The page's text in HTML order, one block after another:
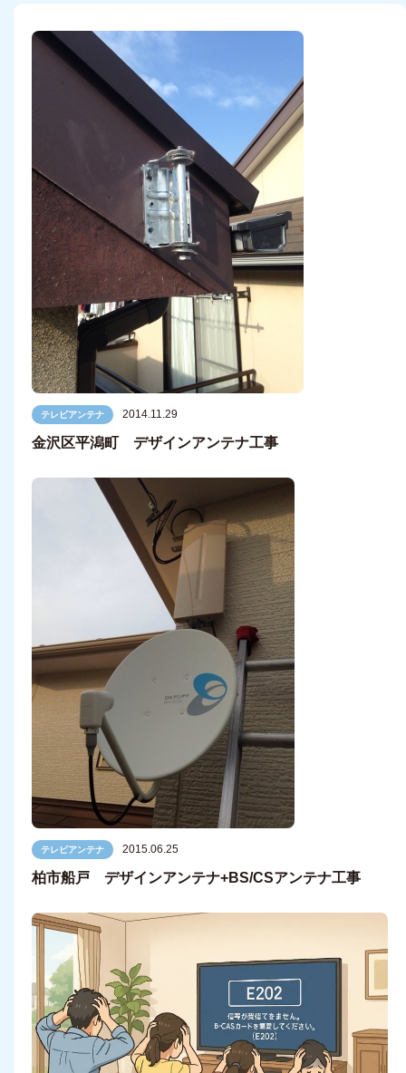
テレビアンテナ 2014.11.29
金沢区平潟町 デザインアンテナ工事
テレビアンテナ 2015.06.25
柏市船戸 デザインアンテナ+BS/CSアンテナ工事